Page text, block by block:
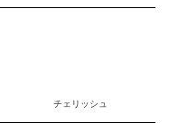
チェリッシュ